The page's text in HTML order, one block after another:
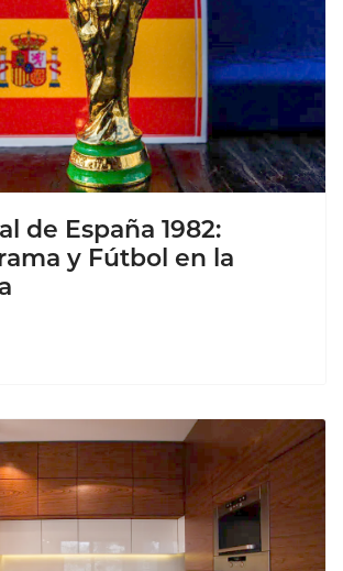
de España 1982:
y Fútbol en la